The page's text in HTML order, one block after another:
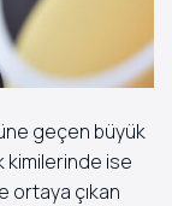
geçen büyük
kimilerinde ise
ortaya çıkan